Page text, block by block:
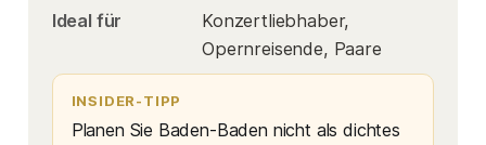
Ideal für
Konzertliebhaber,
Opernreisende, Paare
INSIDER-TIPP
Planen Sie Baden-Baden nicht als dichtes